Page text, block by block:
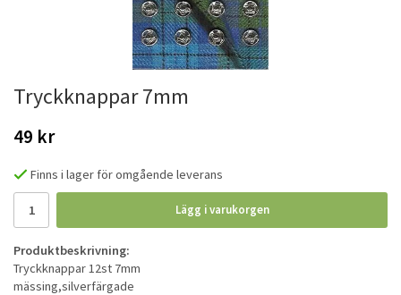
Tryckknappar 7mm
49 kr
Finns i lager för omgående leverans
Lägg i varukorgen
Produktbeskrivning:
Tryckknappar 12st 7mm
mässing,silverfärgade